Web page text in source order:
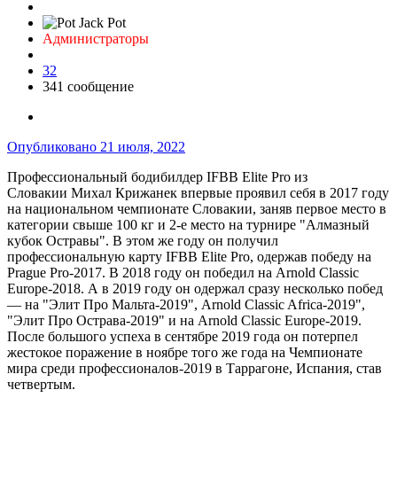
Администраторы
32
341 сообщение
Опубликовано 21 июля, 2022
Профессиональный бодибилдер IFBB Elite Pro из
Словакии Михал Крижанек впервые проявил себя в 2017 году
на национальном чемпионате Словакии, заняв первое место в
категории свыше 100 кг и 2-е место на турнире "Алмазный
кубок Остравы". В этом же году он получил
профессиональную карту IFBB Elite Pro, одержав победу на
Prague Pro-2017. В 2018 году он победил на Arnold Classic
Europe-2018. А в 2019 году он одержал сразу несколько побед
— на "Элит Про Мальта-2019", Arnold Classic Africa-2019",
"Элит Про Острава-2019" и на Arnold Classic Europe-2019.
После большого успеха в сентябре 2019 года он потерпел
жестокое поражение в ноябре того же года на Чемпионате
мира среди профессионалов-2019 в Таррагоне, Испания, став
четвертым.